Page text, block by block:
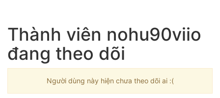
Thành viên nohu90viio
đang theo dõi
Người dùng này hiện chưa theo dõi ai :(